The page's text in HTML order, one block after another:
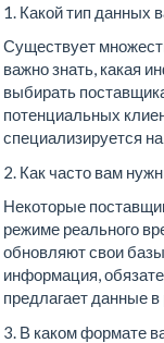
1. Какой тип данных
Существует
важно знать, какая
выбирать
потенциальных
специализируется
2. Как часто вам
Некоторые
режиме реального
обновляют свои
информация,
предлагает данные
3. В каком формате